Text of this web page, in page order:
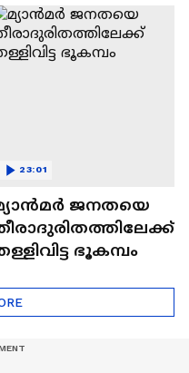
2
ജനതയെ
ഭൂകമ്പം
23:01